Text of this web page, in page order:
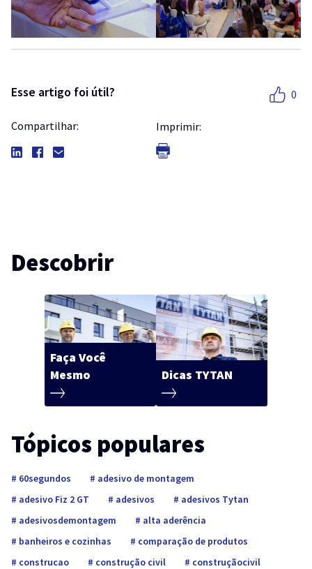
Esse artigo foi útil? 0
Compartilhar: Imprimir:
Descobrir
Faça Você
Mesmo
Dicas TYTAN
Tópicos populares
60segundos
adesivo de montagem
adesivo Fiz 2 GT
adesivos
adesivos Tytan
adesivosdemontagem
alta aderência
banheiros e cozinhas
comparação de produtos
construcao
construção civil
construçãocivil